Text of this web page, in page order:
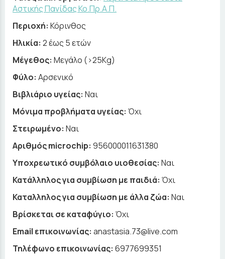
Αστικής Πανίδας Κο.Πρ.Α.Π.
Περιοχή: Κόρινθος
Ηλικία: 2 έως 5 ετών
Μέγεθος: Μεγάλο (>25Kg)
Φύλο: Αρσενικό
Βιβλιάριο υγείας: Ναι
Μόνιμα προβλήματα υγείας: Όχι
Στειρωμένο: Ναι
Αριθμός microchip: 956000011631380
Υποχρεωτικό συμβόλαιο υιοθεσίας: Ναι
Κατάλληλος για συμβίωση με παιδιά: Όχι
Καταλληλος για συμβίωση με άλλα ζώα: Ναι
Βρίσκεται σε καταφύγιο: Όχι
Email επικοινωνίας: anastasia.73@live.com
Τηλέφωνο επικοινωνίας: 6977699351